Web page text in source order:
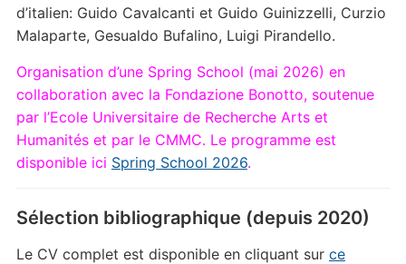
d’italien: Guido Cavalcanti et Guido Guinizzelli, Curzio
Malaparte, Gesualdo Bufalino, Luigi Pirandello.
Organisation d’une Spring School (mai 2026) en
collaboration avec la Fondazione Bonotto, soutenue
par l’Ecole Universitaire de Recherche Arts et
Humanités et par le CMMC. Le programme est
disponible ici Spring School 2026.
Sélection bibliographique (depuis 2020)
Le CV complet est disponible en cliquant sur ce